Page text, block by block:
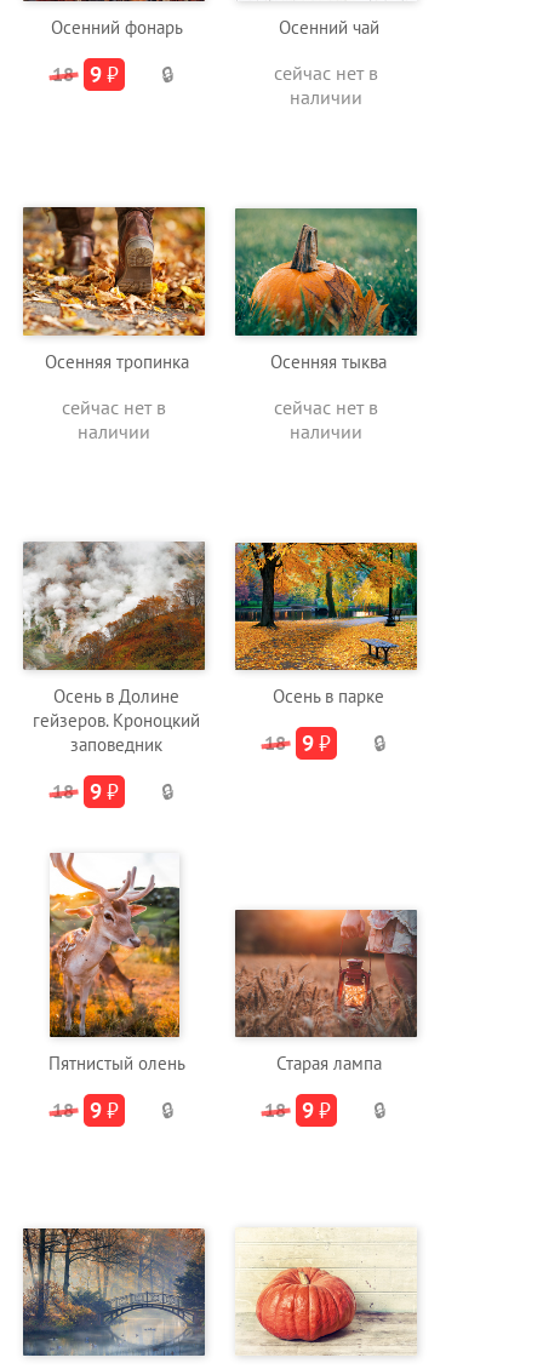
Осенний фонарь
18 9₽ 🔒
Осенний чай
сейчас нет в
наличии
Осенняя тропинка
сейчас нет в
наличии
Осенняя тыква
сейчас нет в
наличии
Осень в Долине
гейзеров. Кроноцкий
заповедник
18 9₽ 🔒
Осень в парке
18 9₽ 🔒
Пятнистый олень
18 9₽ 🔒
Старая лампа
18 9₽ 🔒